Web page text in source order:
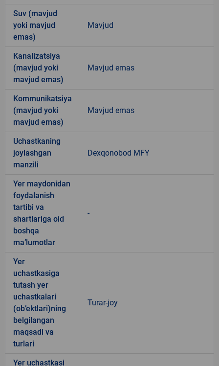
Suv (mavjud
yoki mavjud
emas)
Mavjud
Kanalizatsiya
(mavjud yoki
mavjud emas)
Mavjud emas
Kommunikatsiya
(mavjud yoki
mavjud emas)
Mavjud emas
Uchastkaning
joylashgan
manzili
Dexqonobod MFY
Yer maydonidan
foydalanish
tartibi va
shartlariga oid
boshqa
ma’lumotlar
-
Yer
uchastkasiga
tutash yer
uchastkalari
(ob’ektlari)ning
belgilangan
maqsadi va
turlari
Turar-joy
Yer uchastkasi